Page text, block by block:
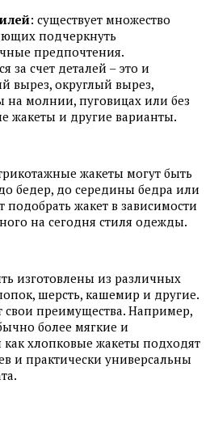
: существует множество
подчеркнуть
предпочтения.
за счет деталей – это и
вырез, округлый вырез,
на молнии, пуговицах или без
жакеты и другие варианты.
жакеты могут быть
бедер, до середины бедра или
подобрать жакет в зависимости
на сегодня стиля одежды.
изготовлены из различных
шерсть, кашемир и другие.
преимущества. Например,
более мягкие и
как хлопковые жакеты подходят
и практически универсальны